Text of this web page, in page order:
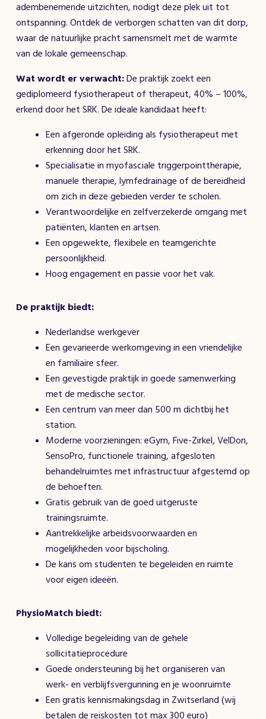
adembenemende uitzichten, nodigt deze plek uit tot
ontspanning. Ontdek de verborgen schatten van dit dorp,
waar de natuurlijke pracht samensmelt met de warmte
van de lokale gemeenschap.
Wat wordt er verwacht:De praktijk zoekt een
gediplomeerd fysiotherapeut of therapeut, 40% – 100%,
erkend door het SRK. De ideale kandidaat heeft:
Een afgeronde opleiding als fysiotherapeut met
erkenning door het SRK.
Specialisatie in myofasciale triggerpointtherapie,
manuele therapie, lymfedrainage of de bereidheid
om zich in deze gebieden verder te scholen.
Verantwoordelijke en zelfverzekerde omgang met
patiënten, klanten en artsen.
Een opgewekte, flexibele en teamgerichte
persoonlijkheid.
Hoog engagement en passie voor het vak.
De praktijk biedt:
Nederlandse werkgever
Een gevarieerde werkomgeving in een vriendelijke
en familiaire sfeer.
Een gevestigde praktijk in goede samenwerking
met de medische sector.
Een centrum van meer dan 500 m dichtbij het
station.
Moderne voorzieningen: eGym, Five-Zirkel, VelDon,
SensoPro, functionele training, afgesloten
behandelruimtes met infrastructuur afgestemd op
de behoeften.
Gratis gebruik van de goed uitgeruste
trainingsruimte.
Aantrekkelijke arbeidsvoorwaarden en
mogelijkheden voor bijscholing.
De kans om studenten te begeleiden en ruimte
voor eigen ideeën.
PhysioMatch biedt:
Volledige begeleiding van de gehele
sollicitatieprocedure
Goede ondersteuning bij het organiseren van
werk- en verblijfsvergunning en je woonruimte
Een gratis kennismakingsdag in Zwitserland (wij
betalen de reiskosten tot max 300 euro)